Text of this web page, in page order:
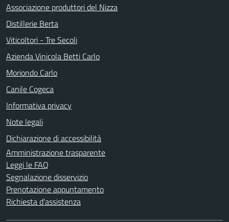
Associazione produttori del Nizza
Distillerie Berta
Viticoltori - Tre Secoli
Azienda Vinicola Betti Carlo
Moriondo Carlo
Canile Cogeca
Informativa privacy
Note legali
Dichiarazione di accessibilità
Amministrazione trasparente
Leggi le FAQ
Segnalazione disservizio
Prenotazione appuntamento
Richiesta d'assistenza